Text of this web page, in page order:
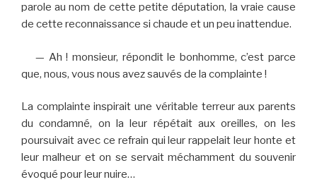
parole au nom de cette petite députation, la vraie cause
de cette reconnaissance si chaude et un peu inattendue.
— Ah ! monsieur, répondit le bonhomme, c’est parce
que, nous, vous nous avez sauvés de la complainte !
La complainte inspirait une véritable terreur aux parents
du condamné, on la leur répétait aux oreilles, on les
poursuivait avec ce refrain qui leur rappelait leur honte et
leur malheur et on se servait méchamment du souvenir
évoqué pour leur nuire…